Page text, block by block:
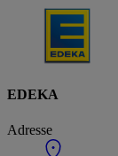
EDEKA
Adresse